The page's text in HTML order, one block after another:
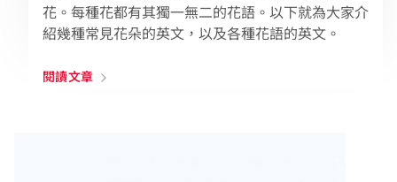
花。每種花都有其獨一無二的花語。以下就為大家介
紹幾種常見花朵的英文，以及各種花語的英文。
閱讀文章